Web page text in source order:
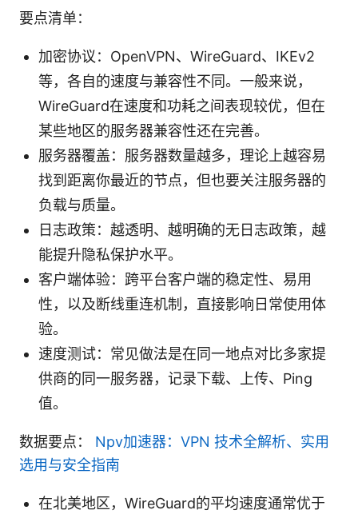
要点清单：
加密协议：OpenVPN、WireGuard、IKEv2
等，各自的速度与兼容性不同。一般来说，
WireGuard在速度和功耗之间表现较优，但在
某些地区的服务器兼容性还在完善。
服务器覆盖：服务器数量越多，理论上越容易
找到距离你最近的节点，但也要关注服务器的
负载与质量。
日志政策：越透明、越明确的无日志政策，越
能提升隐私保护水平。
客户端体验：跨平台客户端的稳定性、易用
性，以及断线重连机制，直接影响日常使用体
验。
速度测试：常见做法是在同一地点对比多家提
供商的同一服务器，记录下载、上传、Ping
值。
数据要点： Npv加速器：VPN 技术全解析、实用
选用与安全指南
在北美地区，WireGuard的平均速度通常优于